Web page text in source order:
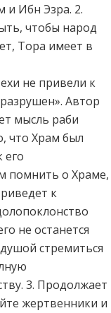
Ибн Эзра. 2.
чтобы народ
Тора имеет в
не привели к
Автор
мысль раби
что Храм был
его
помнить о Храме,
к
не останется
стремиться
3. Продолжает
жертвенники и